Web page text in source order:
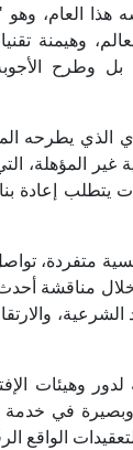
هذا العام،
وهيمنة
وطرح
الذي
المؤهلة،
إعادة
متفردة،
مناقشة أحدث
وهيئات
في خدمة
الواقع